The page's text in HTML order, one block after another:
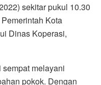
sekitar pukul 10.30
Kota
Dinas Koperasi,
melayani
pokok. Dengan